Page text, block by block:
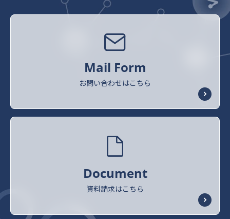
Mail Form
お問い合わせはこちら
Document
資料請求はこちら